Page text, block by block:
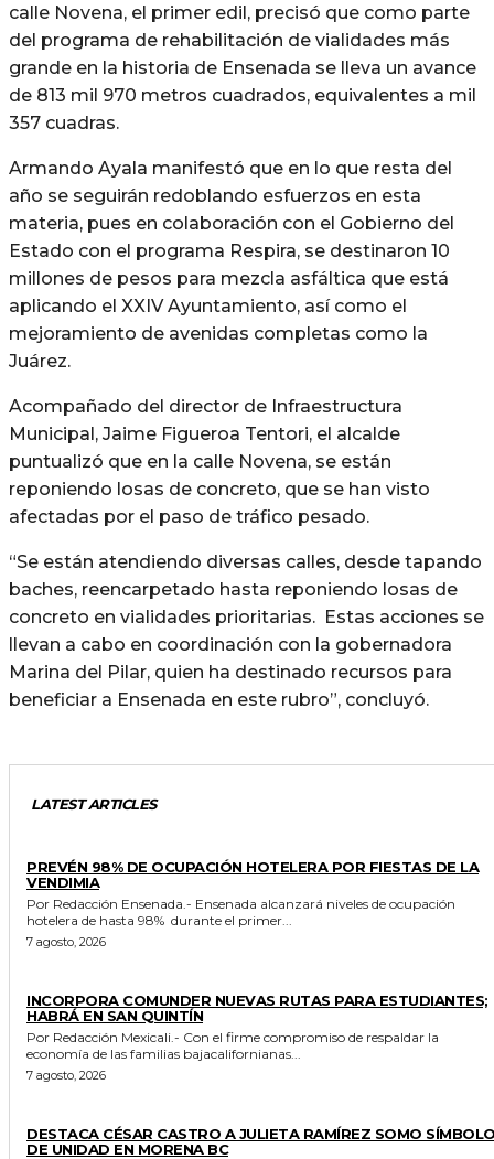
calle Novena, el primer edil, precisó que como parte
del programa de rehabilitación de vialidades más
grande en la historia de Ensenada se lleva un avance
de 813 mil 970 metros cuadrados, equivalentes a mil
357 cuadras.
Armando Ayala manifestó que en lo que resta del
año se seguirán redoblando esfuerzos en esta
materia, pues en colaboración con el Gobierno del
Estado con el programa Respira, se destinaron 10
millones de pesos para mezcla asfáltica que está
aplicando el XXIV Ayuntamiento, así como el
mejoramiento de avenidas completas como la
Juárez.
Acompañado del director de Infraestructura
Municipal, Jaime Figueroa Tentori, el alcalde
puntualizó que en la calle Novena, se están
reponiendo losas de concreto, que se han visto
afectadas por el paso de tráfico pesado.
“Se están atendiendo diversas calles, desde tapando
baches, reencarpetado hasta reponiendo losas de
concreto en vialidades prioritarias. Estas acciones se
llevan a cabo en coordinación con la gobernadora
Marina del Pilar, quien ha destinado recursos para
beneficiar a Ensenada en este rubro”, concluyó.
LATEST ARTICLES
PREVÉN 98% DE OCUPACIÓN HOTELERA POR FIESTAS DE LA
VENDIMIA
Por Redacción Ensenada.- Ensenada alcanzará niveles de ocupación
hotelera de hasta 98% durante el primer...
7 agosto, 2026
INCORPORA COMUNDER NUEVAS RUTAS PARA ESTUDIANTES;
HABRÁ EN SAN QUINTÍN
Por Redacción Mexicali.- Con el firme compromiso de respaldar la
economía de las familias bajacalifornianas...
7 agosto, 2026
DESTACA CÉSAR CASTRO A JULIETA RAMÍREZ SOMO
DE UNIDAD EN MORENA BC